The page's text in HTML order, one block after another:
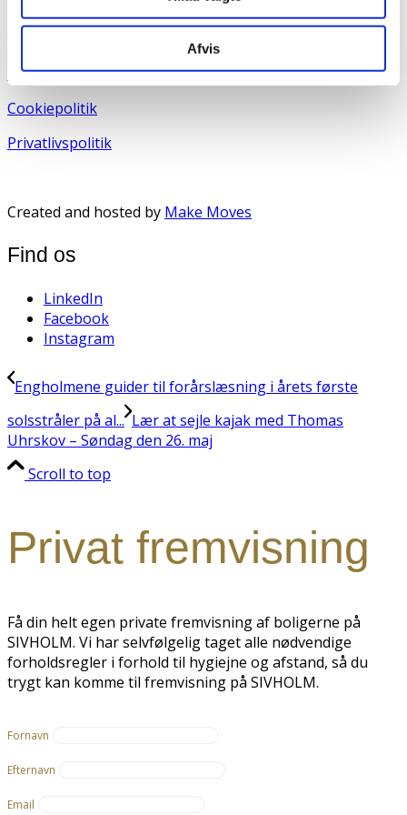
Afvis
DK-2920 Charlottenlund
+45 70 21 01 13
Cookiepolitik
Privatlivspolitik
Created and hosted by Make Moves
Find os
LinkedIn
Facebook
Instagram
Engholmene guider til forårslæsning i årets første
solsstråler på al... Lær at sejle kajak med Thomas
Uhrskov – Søndag den 26. maj
Scroll to top
Privat fremvisning
Få din helt egen private fremvisning af boligerne på
SIVHOLM. Vi har selvfølgelig taget alle nødvendige
forholdsregler i forhold til hygiejne og afstand, så du
trygt kan komme til fremvisning på SIVHOLM.
Fornavn
Efternavn
Email